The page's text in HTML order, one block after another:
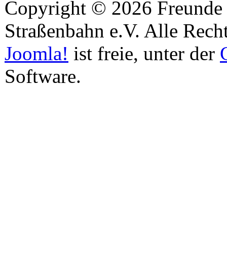
Copyright © 2026
Straßenbahn e.V. Alle
Joomla! ist freie, unter der
Software.